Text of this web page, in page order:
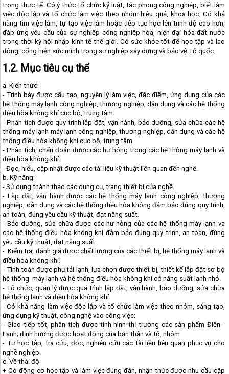
trong thực tế. Có ý thức tổ chức kỷ luật, tác phong công nghiệp, biết làm
việc độc lập và tổ chức làm việc theo nhóm hiệu quả, khoa học. Có khả
năng tìm việc làm, tự tạo việc làm hoặc tiếp tục học lên trình độ cao hơn,
đáp ứng yêu cầu của sự nghiệp công nghiệp hóa, hiện đại hóa đất nước
trong thời kỳ hội nhập kinh tế thế giới. Có sức khỏe tốt để học tập và lao
động, cống hiến sức mình trong sự nghiệp xây dựng và bảo vệ Tổ quốc.
1.2. Mục tiêu cụ thể
a. Kiến thức:
- Trình bày được cấu tạo, nguyên lý làm việc, đặc điểm, ứng dụng của các
hệ thống máy lạnh công nghiệp, thương nghiệp, dân dụng và các hệ thống
điều hòa không khí cục bộ, trung tâm.
- Phân tích được quy trình lắp đặt, vận hành, bảo dưỡng, sửa chữa các hệ
thống máy lạnh máy lạnh công nghiệp, thương nghiệp, dân dụng và các hệ
thống điều hòa không khí cục bộ, trung tâm.
- Phân tích, chẩn đoán được các hư hỏng trong các hệ thống máy lạnh và
điều hòa không khí.
- Đọc, hiểu, cập nhật được các tài liệu kỹ thuật liên quan đến nghề.
b. Kỹ năng:
- Sử dụng thành thạo các dụng cụ, trang thiết bị của nghề.
- Lắp đặt, vận hành được các hệ thống máy lạnh công nghiệp, thương
nghiệp, dân dụng và các hệ thống điều hòa không đảm bảo đúng quy trình,
an toàn, đúng yêu cầu kỹ thuật, đạt năng suất.
- Bảo dưỡng, sửa chữa được các hư hỏng của các hệ thống máy lạnh và
các hệ thống điều hòa không khí đảm bảo đúng quy trình, an toàn, đúng
yêu cầu kỹ thuật, đạt năng suất.
- Kiểm tra, đánh giá được chất lượng của các thiết bị, hệ thống máy lạnh và
điều hòa không khí.
- Tính toán được phụ tải lạnh, lựa chọn được thiết bị, thiết kế lắp đặt sơ bộ
hệ thống máy lạnh và hệ thống điều hòa không khí có năng suất lạnh nhỏ.
- Tổ chức, quản lý được quá trình lắp đặt, vận hành, bảo dưỡng, sửa chữa
hệ thống lạnh và điều hòa không khí.
- Có khả năng làm việc độc lập và tổ chức làm việc theo nhóm, sáng tạo,
ứng dụng kỹ thuật, công nghệ vào công việc;
- Giao tiếp tốt, phân tích được tình hình thị trường các sản phẩm Điện -
Lạnh; định hướng được hoạt động của bản thân và tổ, nhóm
- Tự học tập, tra cứu, đọc, nghiên cứu các tài liệu liên quan phục vụ cho
nghề nghiệp.
c. Về thái độ
+ Có động cơ học tập và làm việc đúng đắn, nhận thức được nhu cầu cập